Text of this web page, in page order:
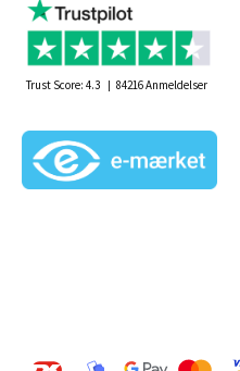
Trust Score: 4.3 84216Anmeldelser